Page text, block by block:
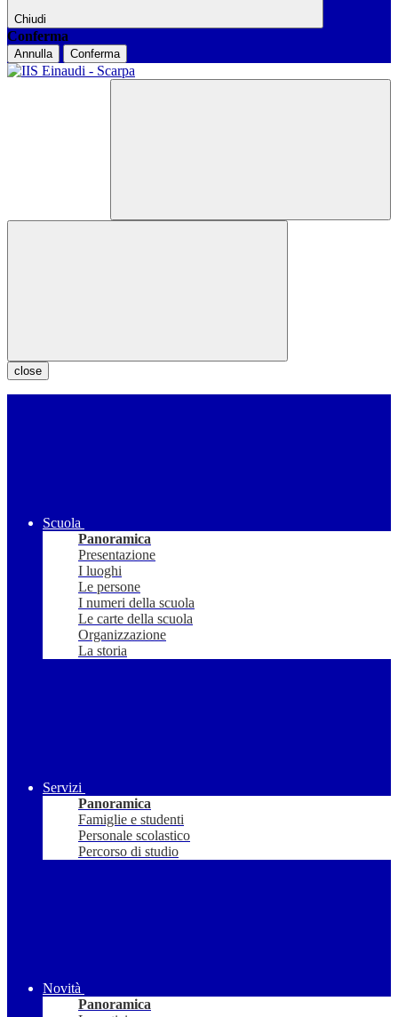
Chiudi
Conferma
Annulla Conferma
close
Scuola
Panoramica
Presentazione
I luoghi
Le persone
I numeri della scuola
Le carte della scuola
Organizzazione
La storia
Servizi
Panoramica
Famiglie e studenti
Personale scolastico
Percorso di studio
Novità
Panoramica